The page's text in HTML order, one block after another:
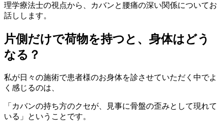
理学療法士の視点から、カバンと腰痛の深い関係についてお
話しします。
片側だけで荷物を持つと、身体はどう
なる？
私が日々の施術で患者様のお身体を診させていただく中でよ
く感じるのは、
「カバンの持ち方のクセが、見事に骨盤の歪みとして現れて
いる」ということです。